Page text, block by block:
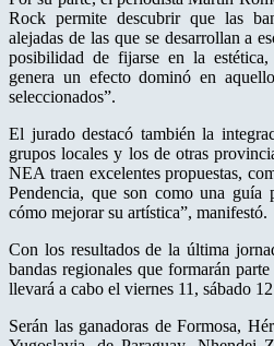
Rock permite descubrir que las
alejadas de las que se desarrollan a
posibilidad de fijarse en la
genera un efecto dominó en
seleccionados”.
El jurado destacó también la
grupos locales y los de otras
NEA traen excelentes propuestas,
Pendencia, que son como una guía
cómo mejorar su artística”, manifestó.
Con los resultados de la última
bandas regionales que formarán
llevará a cabo el viernes 11, sábado
Serán las ganadoras de Formosa,